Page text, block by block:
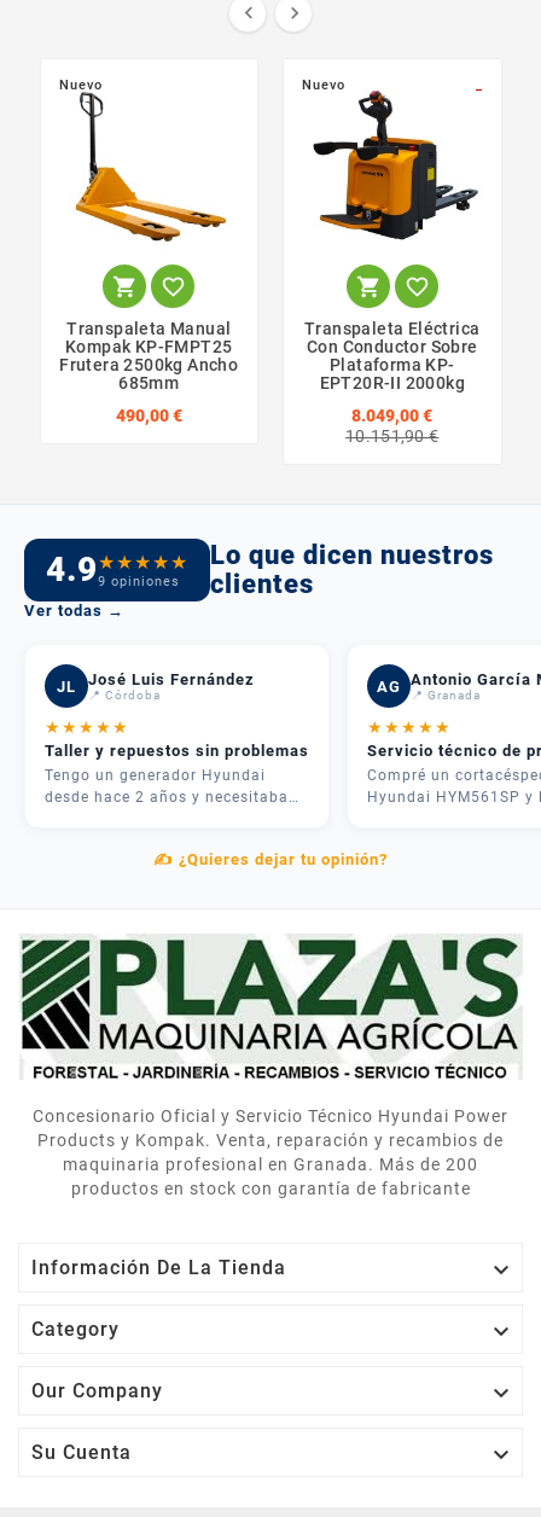
 
Nuevo
 
Transpaleta Manual
Kompak KP-FMPT25
Frutera 2500kg Ancho
685mm
490,00 €
Nuevo
 
Transpaleta Eléctrica
Con Conductor Sobre
Plataforma KP-
EPT20R-II 2000kg
8.049,00 €
10.151,90 €
4.9★★★★★
9 opiniones
Lo que dicen nuestros
clientes
Ver todas →
JL José Luis Fernández
📍 Córdoba
★★★★★
Taller y repuestos sin problemas
Tengo un generador Hyundai
desde hace 2 años y necesitaba
claro y en 3 días lo tenía como
AG Antonio García
📍 Granada
★★★★★
Servicio técnico de
Compré un
Hyundai HYM561SP y
teléfono y me
explicó cómo usarlo
correctamente. Muy
contentos.
✍️ ¿Quieres dejar tu opinión?
Concesionario Oficial y Servicio Técnico Hyundai Power
Products y Kompak. Venta, reparación y recambios de
maquinaria profesional en Granada. Más de 200
productos en stock con garantía de fabricante
Información De La Tienda 
Category 
Our Company 
Su Cuenta 